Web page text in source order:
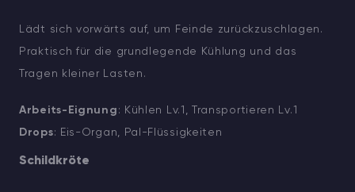
Lädt sich vorwärts auf, um Feinde zurückzuschlagen.
Praktisch für die grundlegende Kühlung und das
Tragen kleiner Lasten.
Arbeits-Eignung : Kühlen Lv.1, Transportieren Lv.1
Drops: Eis-Organ, Pal-Flüssigkeiten
Schildkröte